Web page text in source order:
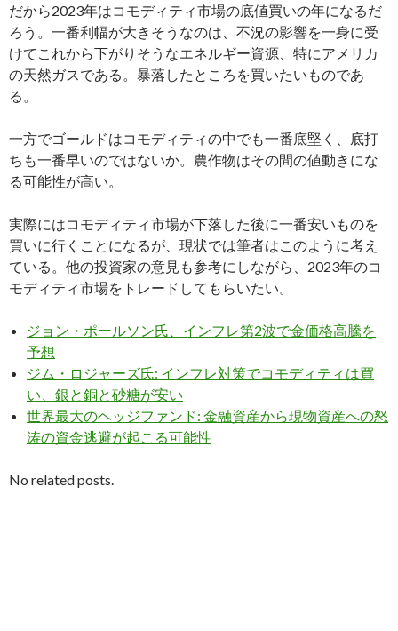
だから2023年はコモディティ市場の底値買いの年になるだ
ろう。一番利幅が大きそうなのは、不況の影響を一身に受
けてこれから下がりそうなエネルギー資源、特にアメリカ
の天然ガスである。暴落したところを買いたいものであ
る。
一方でゴールドはコモディティの中でも一番底堅く、底打
ちも一番早いのではないか。農作物はその間の値動きにな
る可能性が高い。
実際にはコモディティ市場が下落した後に一番安いものを
買いに行くことになるが、現状では筆者はこのように考え
ている。他の投資家の意見も参考にしながら、2023年のコ
モディティ市場をトレードしてもらいたい。
ジョン・ポールソン氏、インフレ第2波で金価格高騰を
予想
ジム・ロジャーズ氏: インフレ対策でコモディティは買
い、銀と銅と砂糖が安い
世界最大のヘッジファンド: 金融資産から現物資産への怒
涛の資金逃避が起こる可能性
No related posts.